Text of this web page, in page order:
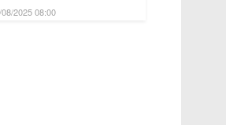
2025 08:00